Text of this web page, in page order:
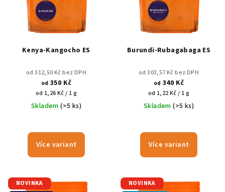
Kenya-Kangocho ES
od 312,50 Kč bez DPH
od 350 Kč
Měrná
cena:
od 1,26 Kč / 1 g
Skladem(>5 ks)
Více variant
Burundi-Rubagabaga ES
od 303,57 Kč bez DPH
od 340 Kč
Měrná
cena:
od 1,22 Kč / 1 g
Skladem(>5 ks)
Více variant
NOVINKA
NOVINKA